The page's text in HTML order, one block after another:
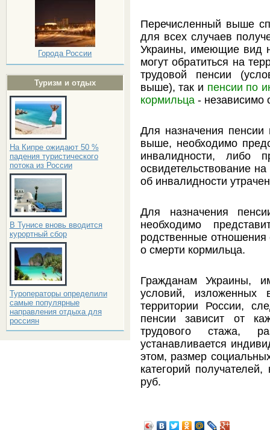
Города России
Туризм и отдых
На Кипре ожидают 50 %
падения туристического
потока из России
В Тунисе вновь вводится
курортный сбор
Туроператоры определили
самые популярные
направления отдыха для
россиян
Перечисленный выше
для всех случаев
Украины, имеющие вид
могут обратиться на
трудовой пенсии
выше), так и пенсии по
кормильца- независимо
Для назначения пенсии
выше, необходимо
инвалидности, либо
освидетельствование
об инвалидности
Для назначения
необходимо
родственные
о смерти кормильца.
Гражданам Украины,
условий,
территории России,
пенсии зависит от
трудового стажа,
устанавливается
этом, размер
категорий
руб.